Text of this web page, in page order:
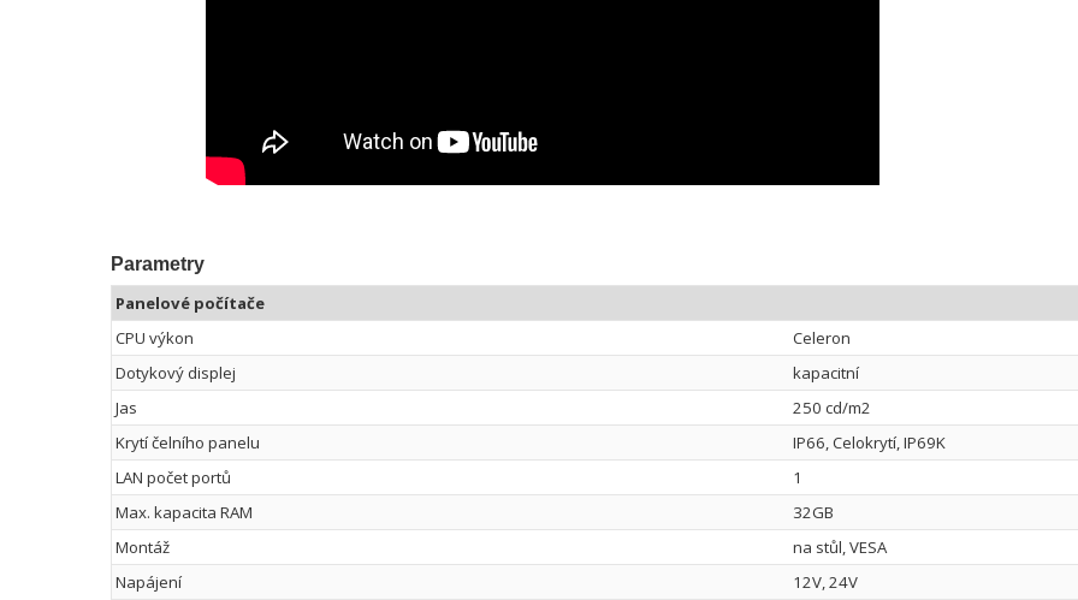
Parametry
Panelové počítače
CPU výkon
Celeron
Dotykový displej
kapacitní
Jas
250 cd/m2
Krytí čelního panelu
IP66, Celokrytí, IP69K
LAN počet portů
1
Max. kapacita RAM
32GB
Montáž
na stůl, VESA
Napájení
12V, 24V